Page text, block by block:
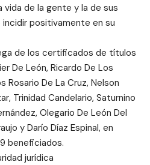
vida de la gente y la de sus
positivamente en su
de los certificados de títulos
De León, Ricardo De Los
Rosario De La Cruz, Nelson
Trinidad Candelario, Saturnino
Olegario De León Del
y Darío Díaz Espinal, en
beneficiados.
jurídica